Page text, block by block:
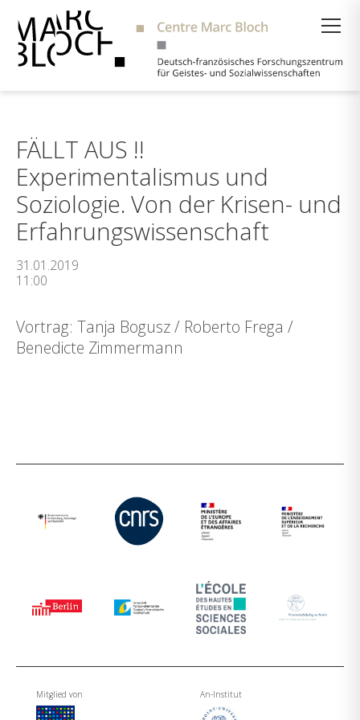
FÄLLT AUS !!
Experimentalismus und
Soziologie. Von der Krisen- und
Erfahrungswissenschaft
31.01.2019
11:00
Vortrag: Tanja Bogusz / Roberto Frega /
Benedicte Zimmermann
Mitglied von An-Institut